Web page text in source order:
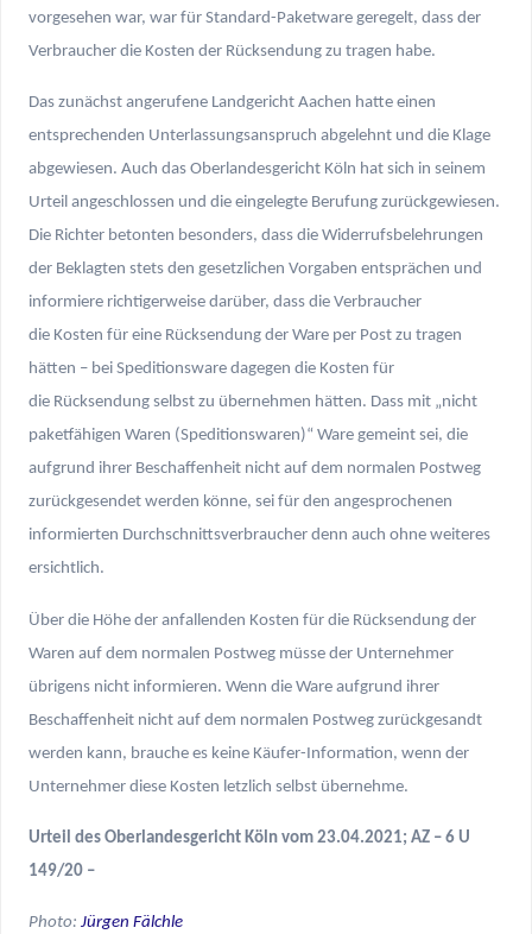
vorgesehen war, war für Standard-Paketware geregelt, dass der
Verbraucher die Kosten der Rücksendung zu tragen habe.
Das zunächst angerufene Landgericht Aachen hatte einen
entsprechenden Unterlassungsanspruch abgelehnt und die Klage
abgewiesen. Auch das Oberlandesgericht Köln hat sich in seinem
Urteil angeschlossen und die eingelegte Berufung zurückgewiesen.
Die Richter betonten besonders, dass die Widerrufsbelehrungen
der Beklagten stets den gesetzlichen Vorgaben entsprächen und
informiere richtigerweise darüber, dass die Verbraucher
die Kosten für eine Rücksendung der Ware per Post zu tragen
hätten – bei Speditionsware dagegen die Kosten für
die Rücksendung selbst zu übernehmen hätten. Dass mit „nicht
paketfähigen Waren (Speditionswaren)“ Ware gemeint sei, die
aufgrund ihrer Beschaffenheit nicht auf dem normalen Postweg
zurückgesendet werden könne, sei für den angesprochenen
informierten Durchschnittsverbraucher denn auch ohne weiteres
ersichtlich.
Über die Höhe der anfallenden Kosten für die Rücksendung der
Waren auf dem normalen Postweg müsse der Unternehmer
übrigens nicht informieren. Wenn die Ware aufgrund ihrer
Beschaffenheit nicht auf dem normalen Postweg zurückgesandt
werden kann, brauche es keine Käufer-Information, wenn der
Unternehmer diese Kosten letzlich selbst übernehme.
Urteil des Oberlandesgericht Köln vom 23.04.2021; AZ – 6 U
149/20 –
Photo: Jürgen Fälchle